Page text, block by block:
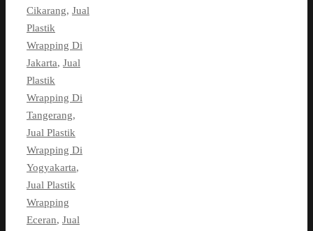
Cikarang, Jual
Plastik
Wrapping Di
Jakarta, Jual
Plastik
Wrapping Di
Tangerang,
Jual Plastik
Wrapping Di
Yogyakarta,
Jual Plastik
Wrapping
Eceran, Jual